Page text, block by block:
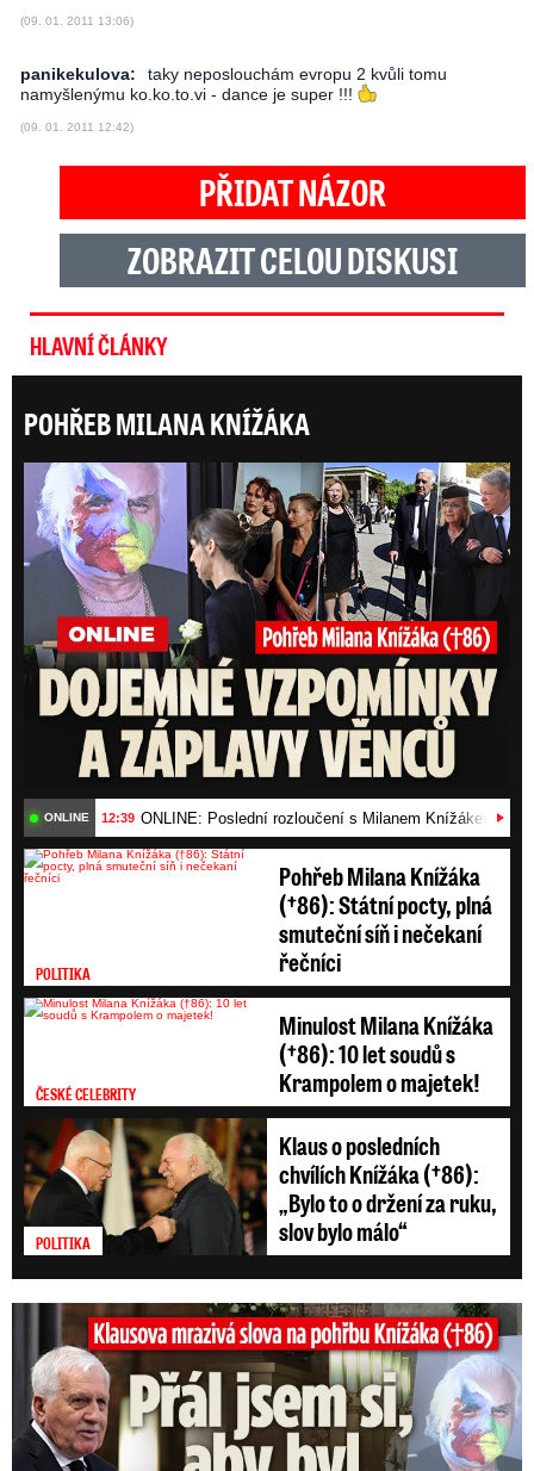
(09. 01. 2011 13:06)
panikekulova:
taky neposlouchám evropu 2 kvůli tomu
namyšlenýmu ko.ko.to.vi - dance je super !!!
(09. 01. 2011 12:42)
PŘIDAT NÁZOR
ZOBRAZIT CELOU DISKUSI
HLAVNÍ ČLÁNKY
POHŘEB MILANA KNÍŽÁKA
ONLINE 12:39 ONLINE: Poslední rozloučení s Milanem Knížákem
POLITIKA
Pohřeb Milana Knížáka
(†86): Státní pocty, plná
smuteční síň i nečekaní
řečníci
ČESKÉ CELEBRITY
Minulost Milana Knížáka
(†86): 10 let soudů s
Krampolem o majetek!
POLITIKA
Klaus o posledních
chvílích Knížáka (†86):
„Bylo to o držení za ruku,
slov bylo málo“
Klausova mrazivá slova na pohřbu Knížáka: Přál jsem si...